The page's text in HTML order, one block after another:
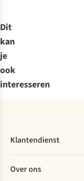
Dit
kan
je
ook
interesseren
Klantendienst
Bestellen
Over ons